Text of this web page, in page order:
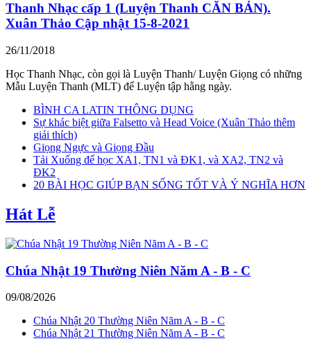
Thanh Nhạc cấp 1 (Luyện Thanh CĂN BẢN).
Xuân Thảo Cập nhật 15-8-2021
26/11/2018
Học Thanh Nhạc, còn gọi là Luyện Thanh/ Luyện Giọng có những
Mẫu Luyện Thanh (MLT) để Luyện tập hằng ngày.
BÌNH CA LATIN THÔNG DỤNG
Sự khác biệt giữa Falsetto và Head Voice (Xuân Thảo thêm
giải thích)
Giọng Ngực và Giọng Đầu
Tải Xuống để học XA1, TN1 và ĐK1, và XA2, TN2 và
ĐK2
20 BÀI HỌC GIÚP BẠN SỐNG TỐT VÀ Ý NGHĨA HƠN
Hát Lễ
Chúa Nhật 19 Thường Niên Năm A - B - C
09/08/2026
Chúa Nhật 20 Thường Niên Năm A - B - C
Chúa Nhật 21 Thường Niên Năm A - B - C